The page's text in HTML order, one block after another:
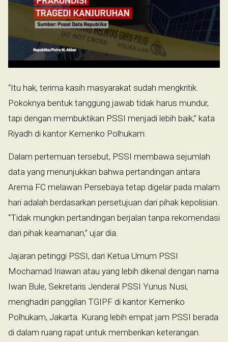
“Itu hak, terima kasih masyarakat sudah mengkritik.
Pokoknya bentuk tanggung jawab tidak harus mundur,
tapi dengan membuktikan PSSI menjadi lebih baik,” kata
Riyadh di kantor Kemenko Polhukam.
Dalam pertemuan tersebut, PSSI membawa sejumlah
data yang menunjukkan bahwa pertandingan antara
Arema FC melawan Persebaya tetap digelar pada malam
hari adalah berdasarkan persetujuan dari pihak kepolisian.
“Tidak mungkin pertandingan berjalan tanpa rekomendasi
dari pihak keamanan,” ujar dia.
Jajaran petinggi PSSI, dari Ketua Umum PSSI
Mochamad Iriawan atau yang lebih dikenal dengan nama
Iwan Bule, Sekretaris Jenderal PSSI Yunus Nusi,
menghadiri panggilan TGIPF di kantor Kemenko
Polhukam, Jakarta. Kurang lebih empat jam PSSI berada
di dalam ruang rapat untuk memberikan keterangan.